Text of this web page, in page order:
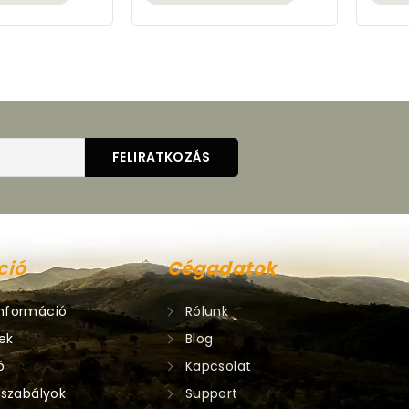
Cégadatok
Rólunk
Blog
Kapcsolat
Support